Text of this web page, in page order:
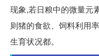
现象,若日粮中的微量元
则猪的食欲、饲料利用
生育状况都。